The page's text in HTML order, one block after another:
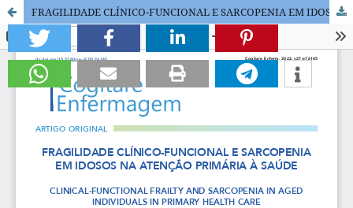
FRAGILIDADE CLÍNICO-FUNCIONAL E SARCOPENIA EM IDOSOS NA ATENÇÃO PRIMÁRIA À SAÚDE